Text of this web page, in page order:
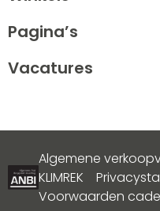
Pagina’s
Vacatures
Algemene
KLIMREK
Voorwaarden